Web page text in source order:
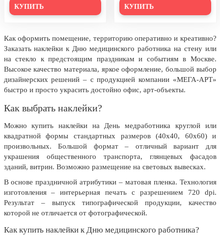
23 февраля, День защитника
Отечества
8 марта, Международный женский
27 марта, День театра
1 апреля, День смеха
Апрель, Месячник по
благоустройству
День геолога (первое воскресенье
апреля)
Светлая Пасха
12 апреля, День космонавтики
18 апреля, Дни исторического и
культурного наследия
1 мая, праздник Весны и Труда
6 мая, День герба и флага города
КУПИТЬ КУПИТЬ
Как оформить помещение, территорию оперативно и креативно?
Заказать наклейки к Дню медицинского работника на стену или
на стекло к предстоящим праздникам и событиям в Москве.
Высокое качество материала, яркое оформление, большой выбор
дизайнерских решений – с продукцией компании «МЕГА-АРТ»
быстро и просто украсить достойно офис, арт-объекты.
Как выбрать наклейки?
Можно купить наклейки на День медработника круглой или
квадратной формы стандартных размеров (40х40, 60х60) и
произвольных. Большой формат – отличный вариант для
украшения общественного транспорта, глянцевых фасадов
зданий, витрин. Возможно размещение на световых вывесках.
В основе праздничной атрибутики – матовая пленка. Технология
изготовления – интерьерная печать с разрешением 720 dpi.
Результат – выпуск типографической продукции, качество
которой не отличается от фотографической.
Как купить наклейки к Дню медицинского работника?